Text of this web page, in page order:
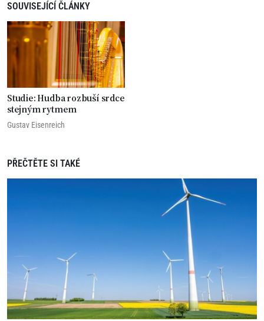
SOUVISEJÍCÍ ČLÁNKY
Studie: Hudba rozbuší srdce
stejným rytmem
Gustav Eisenreich
PŘEČTĚTE SI TAKÉ